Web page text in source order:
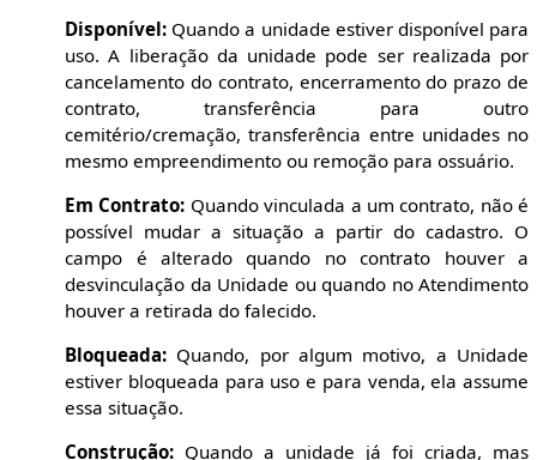
Disponível: Quando a unidade estiver disponível para
uso. A liberação da unidade pode ser realizada por
cancelamento do contrato, encerramento do prazo de
contrato, transferência para outro
cemitério/cremação, transferência entre unidades no
mesmo empreendimento ou remoção para ossuário.
Em Contrato: Quando vinculada a um contrato, não é
possível mudar a situação a partir do cadastro. O
campo é alterado quando no contrato houver a
desvinculação da Unidade ou quando no Atendimento
houver a retirada do falecido.
Bloqueada: Quando, por algum motivo, a Unidade
estiver bloqueada para uso e para venda, ela assume
essa situação.
Construção: Quando a unidade já foi criada, mas